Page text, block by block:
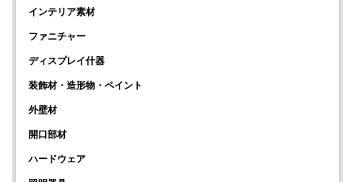
インテリア素材
ファニチャー
ディスプレイ什器
装飾材・造形物・ペイント
外壁材
開口部材
ハードウェア